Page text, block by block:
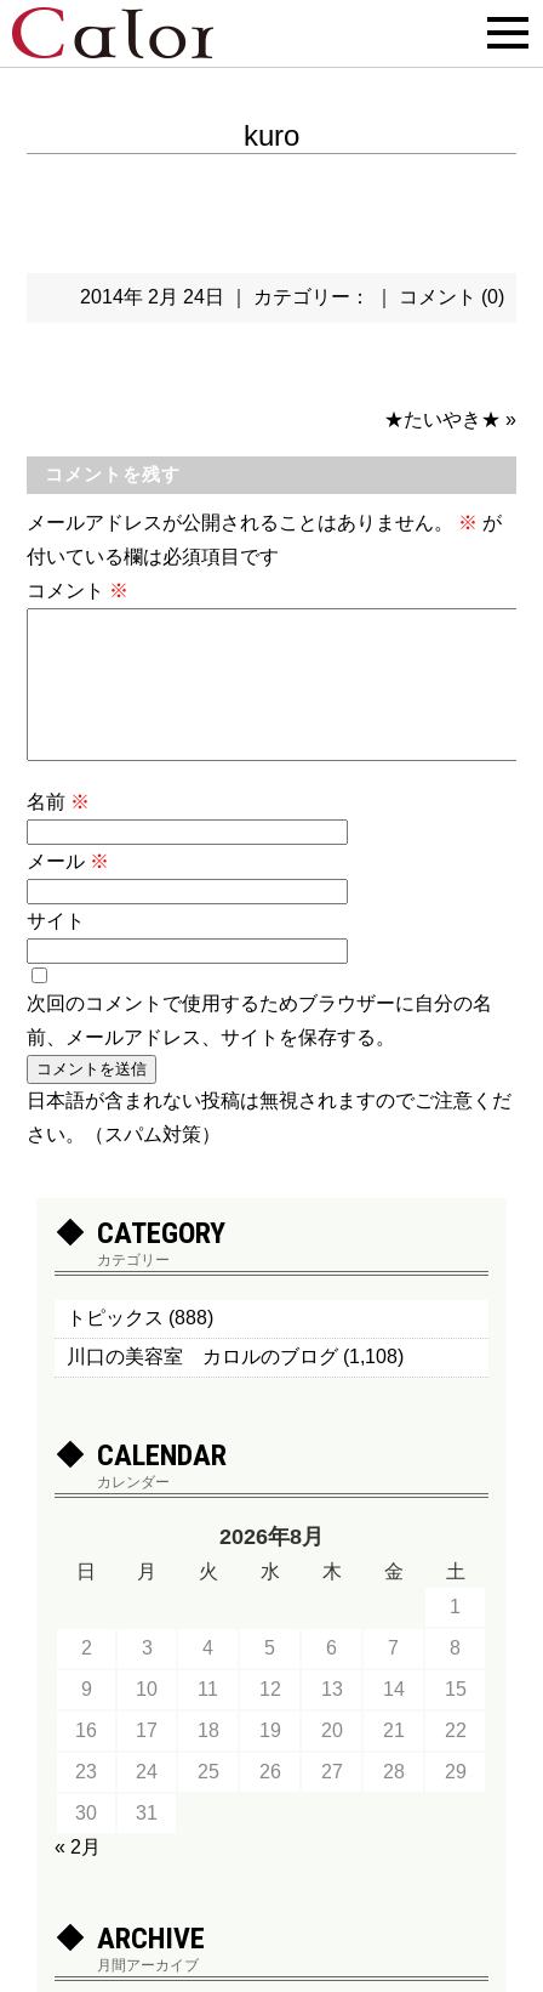
kuro
2014年 2月 24日 ｜ カテゴリー： ｜ コメント (0)
★たいやき★ »
コメントを残す
メールアドレスが公開されることはありません。 ※ が
付いている欄は必須項目です
コメント ※
名前 ※
メール ※
サイト
次回のコメントで使用するためブラウザーに自分の名
前、メールアドレス、サイトを保存する。
日本語が含まれない投稿は無視されますのでご注意くだ
さい。（スパム対策）
CATEGORY
カテゴリー
トピックス (888)
川口の美容室 カロルのブログ (1,108)
CALENDAR
カレンダー
2026年8月
日 月 火 水 木 金
土
1
2
3 4 5 6 7
8
9
10 11 12 13 14
15
16
17 18 19 20 21
22
23
24 25 26 27 28
29
30
31
« 2月
ARCHIVE
月間アーカイブ